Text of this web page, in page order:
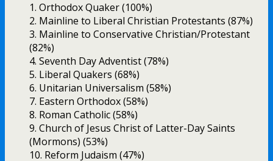
1. Orthodox Quaker (100%)
2. Mainline to Liberal Christian Protestants (87%)
3. Mainline to Conservative Christian/Protestant
(82%)
4. Seventh Day Adventist (78%)
5. Liberal Quakers (68%)
6. Unitarian Universalism (58%)
7. Eastern Orthodox (58%)
8. Roman Catholic (58%)
9. Church of Jesus Christ of Latter-Day Saints
(Mormons) (53%)
10. Reform Judaism (47%)